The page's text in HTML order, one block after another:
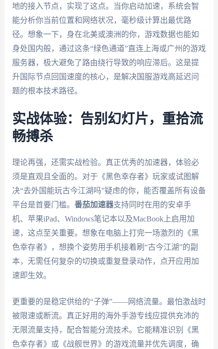
地的接入节点，实现了这点。当你启动加速，系统会智
能分析你当前位置和网络状况，毫秒级计算出最优路
径。想象一下，身在北美或澳洲的你，游戏数据也能如
身处国内般，通过这条“绿色通道”直连上海或广州的游戏
服务器，极大避免了路由绕行导致的响应滞后。这是提
升国际节点回国速度的核心，是解决国服游戏高延迟问
题的根本技术路径。
实战体验：告别幻灯片，重拾流
畅搏杀
理论再强，还需实战检验。真正优秀的加速器，体验必
须是直观且全面的。对于《黑色幸存者》玩家或试图解
决“去外国能玩古今江湖吗”疑虑的你，能否覆盖所有设备
平台是首要门槛。 番茄加速器支持同时在用的安卓手
机、苹果iPad、Windows笔记本以及MacBook上启用加
速，这点至关重要。想象在电脑上打完一场激烈的《黑
色幸存者》，想换个姿势用手机接着刷“古今江湖”的副
本，无需任何复杂的切换或重复登录动作，点开应用加
速即生效。
更重要的是稳定供给的“子弹”——网络流量。最怕激战时
被限速或断流。真正好用的海外手游专线应提供充沛的
无限流量支持，配合智能分流技术。它能精准识别《黑
色幸存者》或《战舰世界》的游戏流量并优先调度，确